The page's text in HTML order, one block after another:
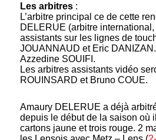
Les arbitres :
L’arbitre principal ce de cette
DELERUE (arbitre
assistants sur les lignes de
JOUANNAUD et Eric
Azzedine SOUIFI.
Les arbitres assistants vidéo
ROUINSARD et Bruno COUE.
Amaury DELERUE a déjà
depuis le début de la saison où
cartons jaune et trois rouge. 2